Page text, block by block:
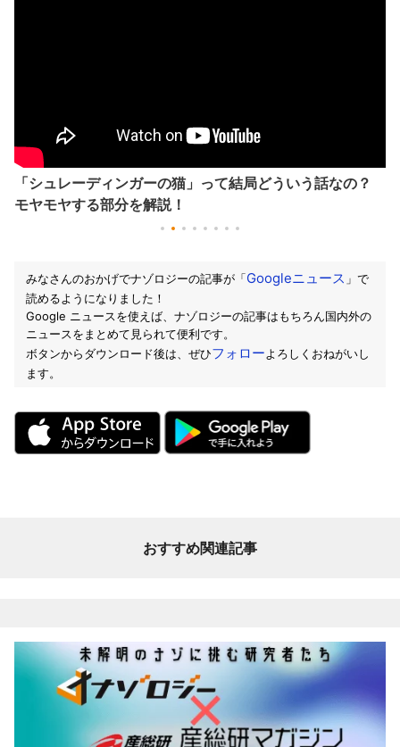
「シュレーディンガーの猫」って結局どういう話なの？
モヤモヤする部分を解説！
みなさんのおかげでナゾロジーの記事が「Googleニュース 」で
読めるようになりました！
Google ニュースを使えば、ナゾロジーの記事はもちろん国内外の
ニュースをまとめて見られて便利です。
ボタンからダウンロード後は、ぜひフォローよろしくおねがいし
ます。
おすすめ関連記事